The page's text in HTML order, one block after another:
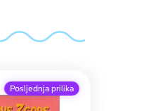
Posljednja prilika